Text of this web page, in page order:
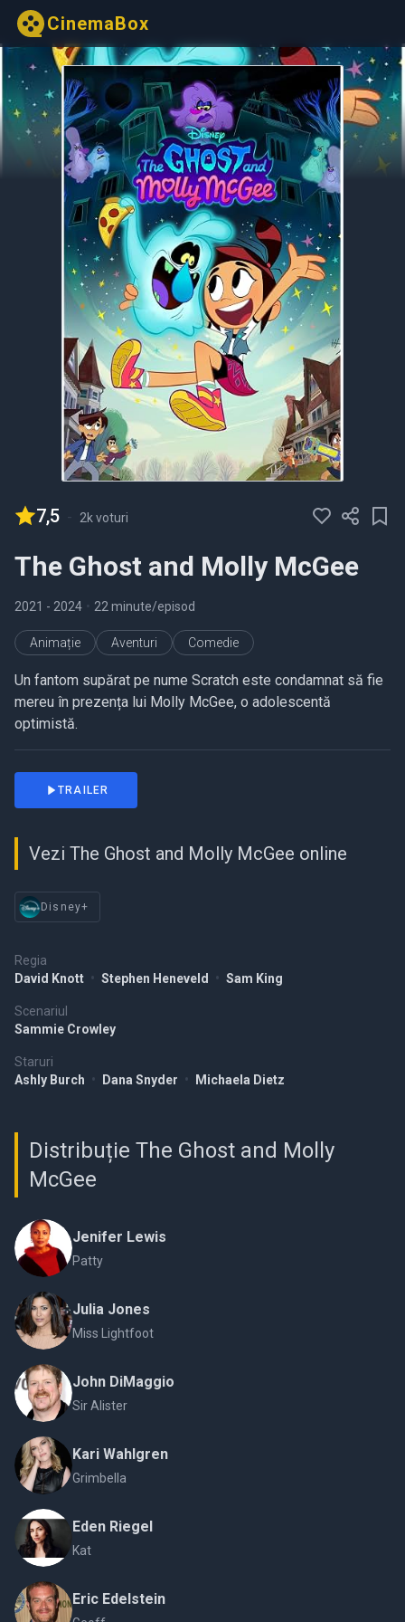
CinemaBox
7,5 - 2k voturi
The Ghost and Molly McGee
2021 - 2024 • 22 minute/episod
Animație Aventuri Comedie
Un fantom supărat pe nume Scratch este condamnat să fie
mereu în prezența lui Molly McGee, o adolescentă
optimistă.
Regia
David Knott • Stephen Heneveld • Sam King
Scenariul
Sammie Crowley
Staruri
Ashly Burch • Dana Snyder • Michaela Dietz
TRAILER
Vezi The Ghost and Molly McGee online
Disney+
Distribuție The Ghost and Molly
McGee
Jenifer Lewis
Patty
Julia Jones
Miss Lightfoot
John DiMaggio
Sir Alister
Kari Wahlgren
Grimbella
Eden Riegel
Kat
Eric Edelstein